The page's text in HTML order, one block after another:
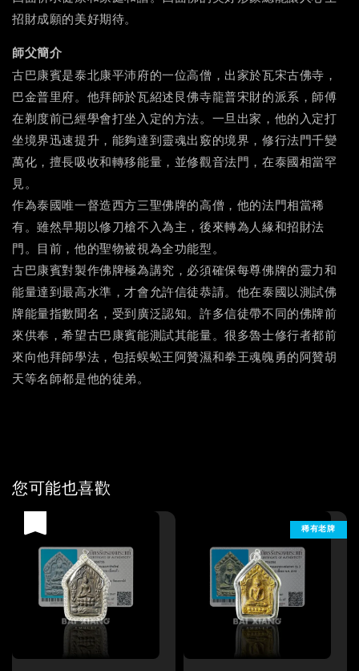
招財成願的美好期待。
師父簡介
古巴康賓是泰北康平沛府的一位高僧，出家於瓦宋古佛寺，
巴金普里府。他拜師於瓦紹述艮佛寺龍普宋財的派系，師傅
在剃度前已經學會打坐入定的方法。一旦出家，他的入定打
坐境界迅速提升，能夠達到靈魂出竅的境界，修行法門千變
萬化，擅長吸收和轉移能量，並修觀音法門，在泰國相當罕
見。
作為泰國唯一督造西方三聖佛牌的高僧，他的法門相當稀
有。雖然早期以修刀槍不入為主，後來轉為人緣和招財法
門。目前，他的聖物被視為全功能型。
古巴康賓對製作佛牌極為講究，必須確保每尊佛牌的靈力和
能量達到最高水準，才會允許信徒恭請。他在泰國以測試佛
牌能量指數聞名，受到廣泛認知。許多信徒帶不同的佛牌前
來供奉，希望古巴康賓能測試其能量。很多魯士修行者都前
來向他拜師學法，包括蜈蚣王阿贊濕和拳王魂魄勇的阿贊胡
天等名師都是他的徒弟。
您可能也喜歡
稀有老牌